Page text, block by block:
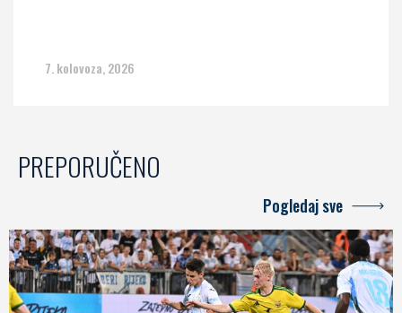
7. kolovoza, 2026
PREPORUČENO
Pogledaj sve